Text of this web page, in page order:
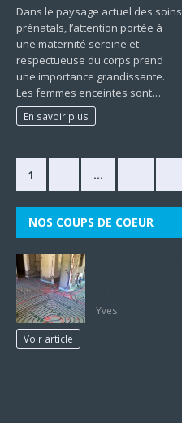
Dans le paysage actuel des soins
prénatals, l’attention portée à
une maternité sereine et
respectueuse du corps prend
une importance grandissante.
Les femmes enceintes sont…
En savoir plus
1 …
NOS COUPS DE COEUR
Yves
Voir article